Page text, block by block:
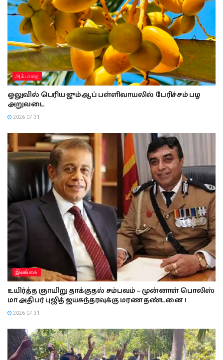
அம்பாறை
ஒலுவில் பெரிய ஜும்ஆப் பள்ளிவாயலில் பேரிச்சம் பழ
அறுவடை
2026-07-31
இலங்கை
உயிர்த்த ஞாயிறு தாக்குதல் சம்பவம் – முன்னாள் பொலிஸ்
மா அதிபர் புஜித் ஜயசுந்தரவுக்கு மரண தண்டனை !
2026-07-31